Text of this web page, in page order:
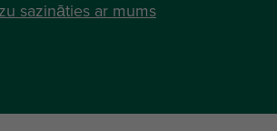
sazināties ar mums